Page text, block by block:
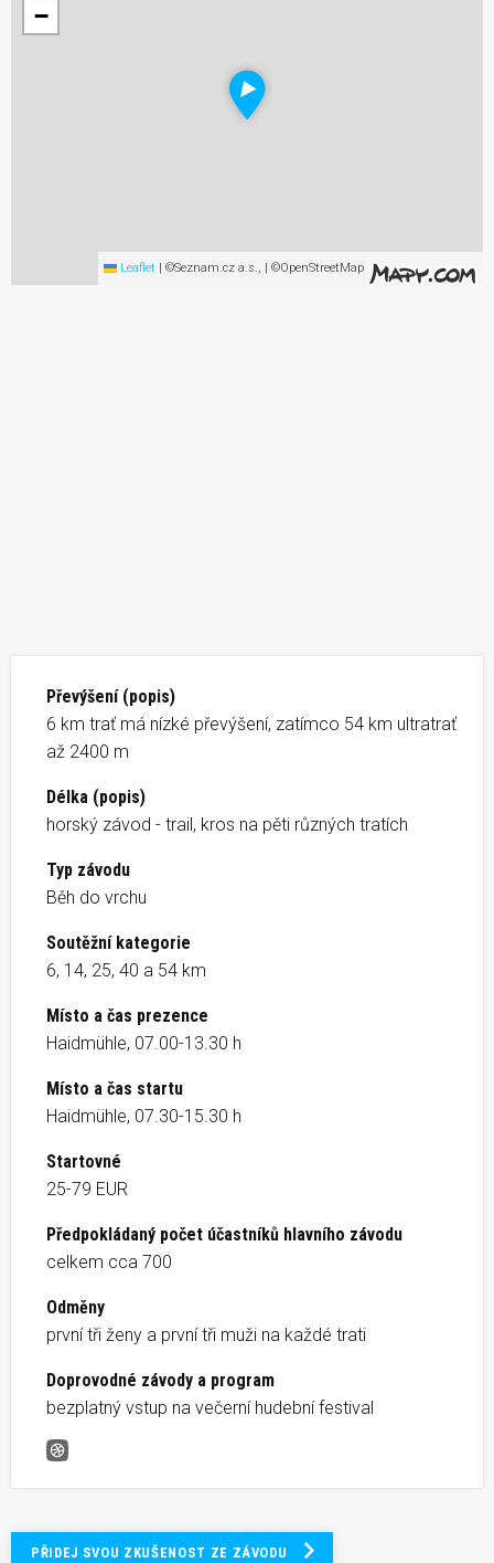
−
Leaflet | ©Seznam.cz a.s., | ©OpenStreetMap
Převýšení (popis)
6 km trať má nízké převýšení, zatímco 54 km ultratrať
až 2400 m
Délka (popis)
horský závod - trail, kros na pěti různých tratích
Typ závodu
Běh do vrchu
Soutěžní kategorie
6, 14, 25, 40 a 54 km
Místo a čas prezence
Haidmühle, 07.00-13.30 h
Místo a čas startu
Haidmühle, 07.30-15.30 h
Startovné
25-79 EUR
Předpokládaný počet účastníků hlavního závodu
celkem cca 700
Odměny
první tři ženy a první tři muži na každé trati
Doprovodné závody a program
bezplatný vstup na večerní hudební festival
3kings3hills
PŘIDEJ SVOU ZKUŠENOST ZE ZÁVODU